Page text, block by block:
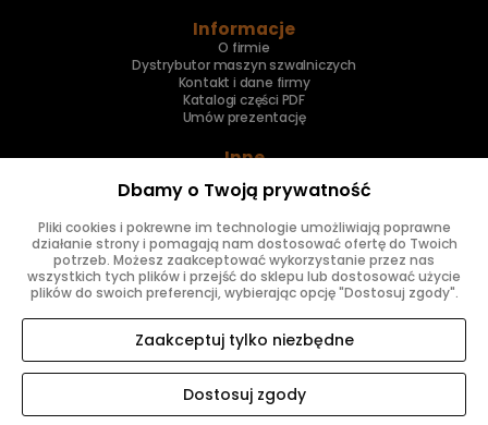
Informacje
O firmie
Dystrybutor maszyn szwalniczych
Kontakt i dane firmy
Katalogi części PDF
Umów prezentację
Inne
Naprawa maszyn
Znajdziesz nas
Dbamy o Twoją prywatność
Pliki cookies i pokrewne im technologie umożliwiają poprawne
działanie strony i pomagają nam dostosować ofertę do Twoich
potrzeb. Możesz zaakceptować wykorzystanie przez nas
wszystkich tych plików i przejść do sklepu lub dostosować użycie
plików do swoich preferencji, wybierając opcję "Dostosuj zgody".
Zaakceptuj tylko niezbędne
Dostosuj zgody